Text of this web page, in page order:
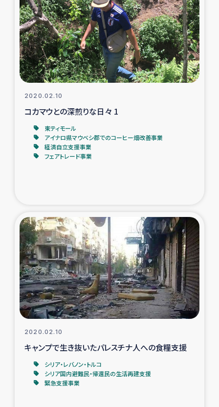
トルコ・シリア地震被災者支援
デニヤヤ小規模紅茶農家支援
コーヒー生産者支援
アイナロ県マウベシ郡でのコーヒー畑改善事業
ベイルート大規模爆発被災者支援
女性の生計向上支援
2020.02.10
コカマウとの深煎りな日々 1
東ティモール
アイナロ県マウベシ郡でのコーヒー畑改善事業
経済自立支援事業
フェアトレード事業
2020.02.10
キャンプで生き抜いたパレスチナ人への食糧支援
シリア・レバノン・トルコ
シリア国内避難民・帰還民の生活再建支援
緊急支援事業